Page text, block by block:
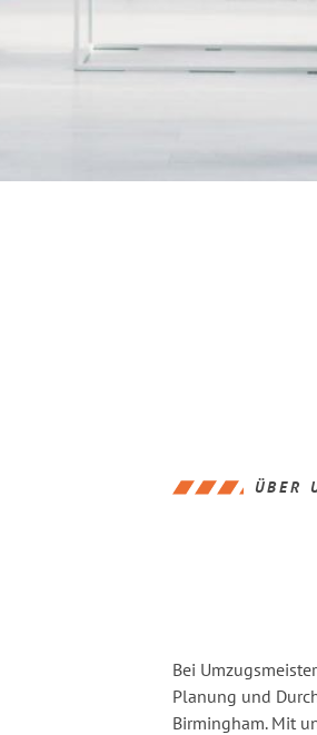
ÜBER
Bei
Planung und
Birmingham. Mit